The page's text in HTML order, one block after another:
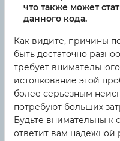
что также может
данного кода.
Как видите, причины
быть достаточно
требует
истолкование этой
более серьезным
потребуют больших
Будьте внимательны к
ответит вам надежной